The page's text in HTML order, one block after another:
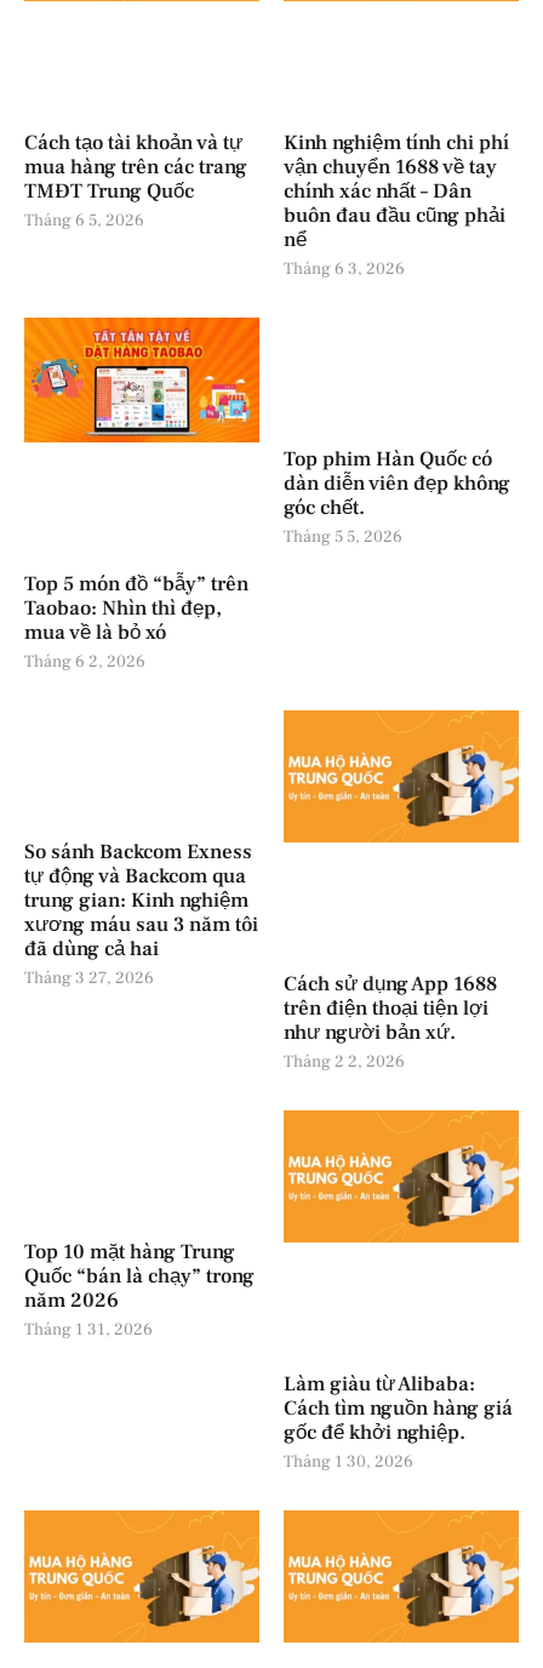
Cách tạo tài khoản và tự
mua hàng trên các trang
TMĐT Trung Quốc
Tháng 6 5, 2026
Kinh nghiệm tính chi phí
vận chuyển 1688 về tay
chính xác nhất – Dân
buôn đau đầu cũng phải
nể
Tháng 6 3, 2026
Top 5 món đồ “bẫy” trên
Taobao: Nhìn thì đẹp,
mua về là bỏ xó
Tháng 6 2, 2026
Top phim Hàn Quốc có
dàn diễn viên đẹp không
góc chết.
Tháng 5 5, 2026
So sánh Backcom Exness
tự động và Backcom qua
trung gian: Kinh nghiệm
xương máu sau 3 năm tôi
đã dùng cả hai
Tháng 3 27, 2026
Cách sử dụng App 1688
trên điện thoại tiện lợi
như người bản xứ.
Tháng 2 2, 2026
Top 10 mặt hàng Trung
Quốc “bán là chạy” trong
năm 2026
Tháng 1 31, 2026
Làm giàu từ Alibaba:
Cách tìm nguồn hàng giá
gốc để khởi nghiệp.
Tháng 1 30, 2026